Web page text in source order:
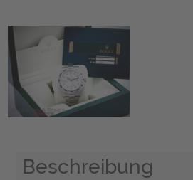
Beschreibung